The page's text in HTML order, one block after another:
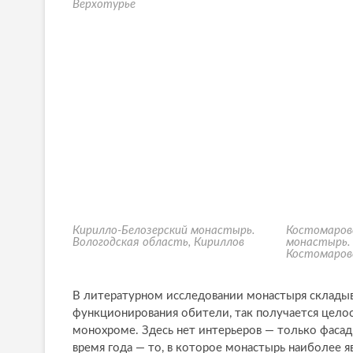
Верхотурье
Кирилло-Белозерский монастырь.
Вологодская область, Кириллов
монастырь.
В литературном исследовании монастыря
функционирования обители, так получается
монохроме. Здесь нет интерьеров — только
время года — то, в которое монастырь наиболее